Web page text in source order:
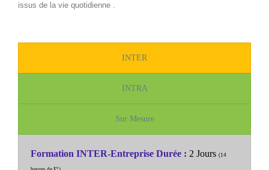
issus de la vie quotidienne .
INTER
INTRA
Sur Mesure
Formation INTER-Entreprise Durée : 2 Jours (14